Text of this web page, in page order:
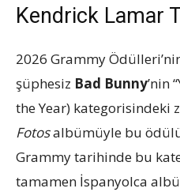
Kendrick Lamar
2026 Grammy
şüphesiz Bad Bunny’nin
the Year) kategorisindeki
Fotosalbümüyle bu
Grammy tarihinde bu
tamamen İspanyolca